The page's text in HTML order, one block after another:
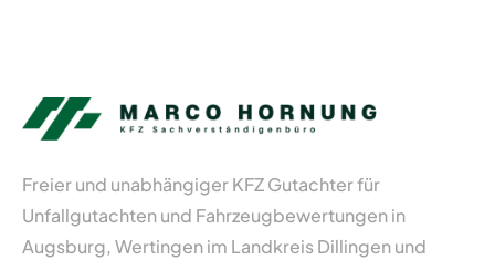
Freier und unabhängiger KFZ Gutachter für
Unfallgutachten und Fahrzeugbewertungen in
Augsburg, Wertingen im Landkreis Dillingen und